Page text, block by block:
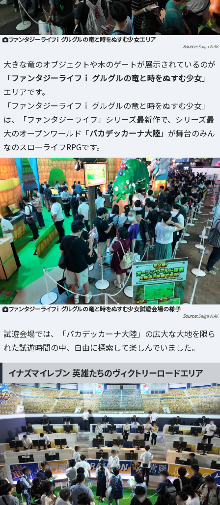
ファンタジーライフｉ グルグルの竜と時をぬすむ少女エリア
Saiga NAK
大きな竜のオブジェクトや木のゲートが展示されているのが
「ファンタジーライフｉ グルグルの竜と時をぬすむ少女」
エリアです。
「ファンタジーライフｉ グルグルの竜と時をぬすむ少女」
は、「ファンタジーライフ」シリーズ最新作で、シリーズ最
大のオープンワールド「バカデッカーナ大陸」が舞台のみん
なのスローライフRPGです。
ファンタジーライフｉ グルグルの竜と時をぬすむ少女試遊会場の様子
Saiga NAK
試遊会場では、「バカデッカーナ大陸」の広大な大地を限ら
れた試遊時間の中、自由に探索して楽しんでいました。
イナズマイレブン 英雄たちのヴィクトリーロードエリア